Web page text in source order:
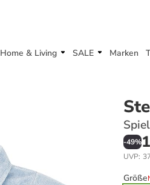
Home & Living SALE Marken
-49%
UVP:
Größe